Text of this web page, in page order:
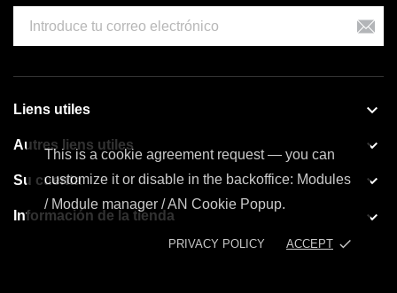
This is a cookie agreement request — you can
customize it or disable in the backoffice: Modules
/ Module manager / AN Cookie Popup.
PRIVACY POLICY ACCEPT done
Liens utiles 
Autres liens utiles 
Su cuenta 
Información de la tienda 